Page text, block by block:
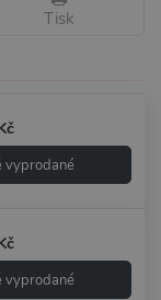
Tisk
vyprodané
vyprodané